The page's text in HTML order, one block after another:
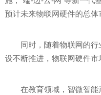
预计未来物联网硬件的总体
同时，随着物联网的
设不断推进，物联网硬件市
在教育领域，智微智